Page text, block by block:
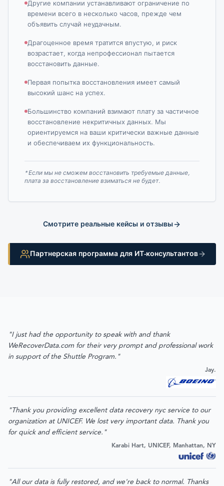
Другие компании устанавливают ограничение по
времени всего в несколько часов, прежде чем
объявить случай неудачным.
Драгоценное время тратится впустую, и риск
возрастает, когда непрофессионал пытается
восстановить данные.
Первая попытка восстановления имеет самый
высокий шанс на успех.
Большинство компаний взимают плату за частичное
восстановление некритичных данных. Мы
ориентируемся на ваши критически важные данные
и обеспечиваем их функциональность.
* Если мы не сможем восстановить требуемые данные,
плата за восстановление взиматься не будет.
Смотрите реальные кейсы и отзывы
Партнерская программа для ИТ-консультантов
"I just had the opportunity to speak with and thank
WeRecoverData.com for their very prompt and professional work
in support of the Shuttle Program."
Jay.
"Thank you providing excellent data recovery nyc service to our
organization at UNICEF. We lost very important data. Thank you
for quick and efficient service."
Karabi Hart, UNICEF, Manhattan, NY
"All our data is fully restored, and we're back to normal. Thanks